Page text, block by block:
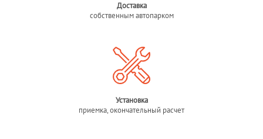
Доставка
собственным автопарком
Установка
приемка, окончательный расчет